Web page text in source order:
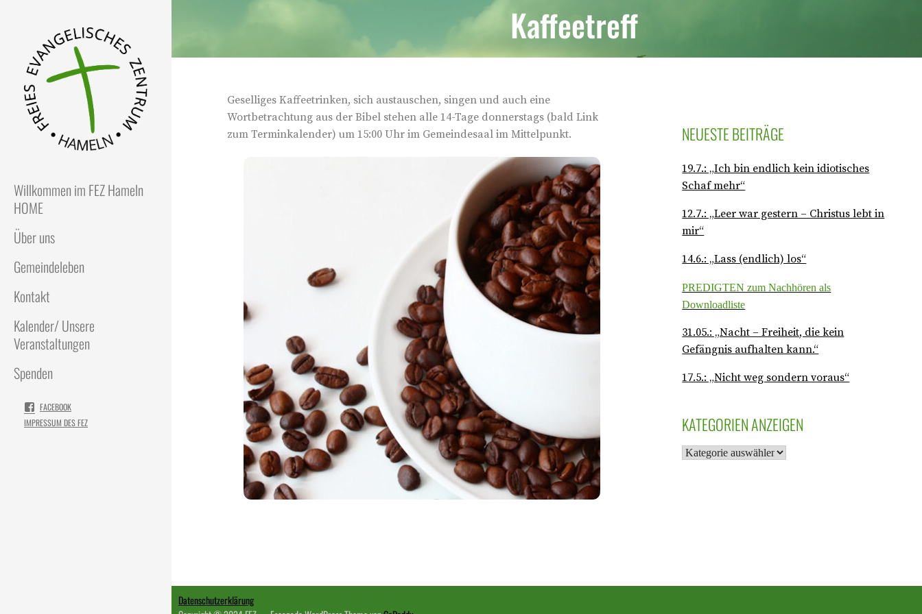
Willkommen im FEZ Hameln
HOME
Über uns
Gemeindeleben
Kontakt
Kalender/ Unsere
Veranstaltungen
Spenden
FACEBOOK
IMPRESSUM DES FEZ
Kaffeetreff
Geselliges Kaffeetrinken, sich austauschen, singen und auch eine
Wortbetrachtung aus der Bibel stehen alle 14-Tage donnerstags (bald Link
zum Terminkalender) um 15:00 Uhr im Gemeindesaal im Mittelpunkt.
NEUESTE BEITRÄGE
19.7.: „Ich bin endlich kein idiotisches
Schaf mehr“
12.7.: „Leer war gestern – Christus lebt in
mir“
14.6.: „Lass (endlich) los“
PREDIGTEN zum Nachhören als
Downloadliste
31.05.: „Nacht – Freiheit, die kein
Gefängnis aufhalten kann.“
17.5.: „Nicht weg sondern voraus“
KATEGORIEN ANZEIGEN
Datenschutzerklärung